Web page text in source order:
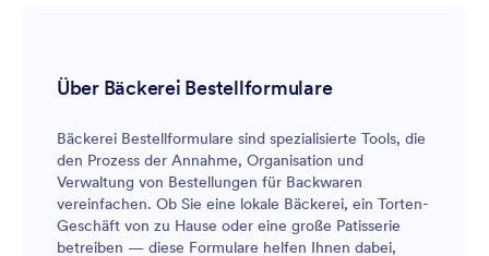
Über Bäckerei Bestellformulare
Bäckerei Bestellformulare sind spezialisierte Tools, die
den Prozess der Annahme, Organisation und
Verwaltung von Bestellungen für Backwaren
vereinfachen. Ob Sie eine lokale Bäckerei, ein Torten-
Geschäft von zu Hause oder eine große Patisserie
betreiben — diese Formulare helfen Ihnen dabei,